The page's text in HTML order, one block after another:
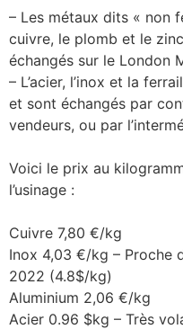
– Les métaux dits « non
cuivre, le plomb et le
échangés sur le London
– L’acier, l’inox et la
et sont échangés par
vendeurs, ou par
Voici le prix au
l’usinage :
Cuivre 7,80 €/kg
Inox 4,03 €/kg – Proche
2022 (4.8$/kg)
Aluminium 2,06 €/kg
Acier 0.96 $kg – Très